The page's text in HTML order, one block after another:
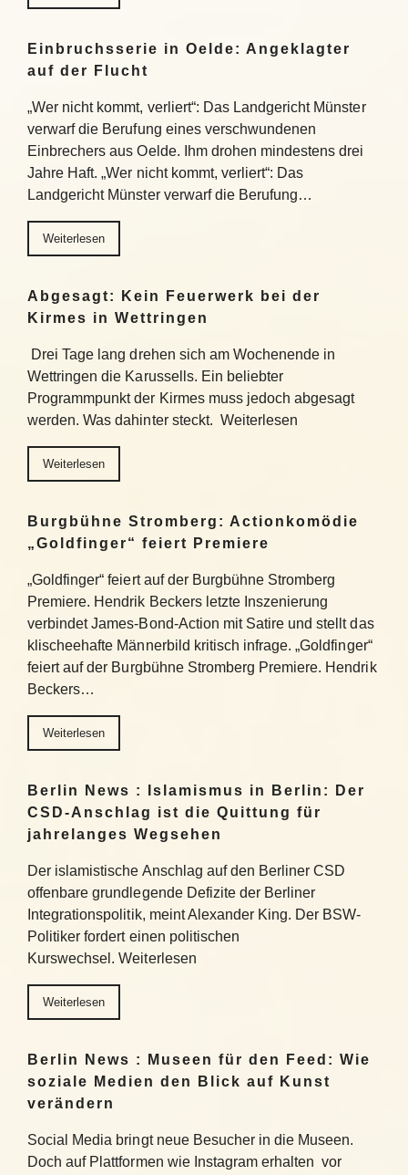
Einbruchsserie in Oelde: Angeklagter
auf der Flucht
„Wer nicht kommt, verliert“: Das Landgericht Münster
verwarf die Berufung eines verschwundenen
Einbrechers aus Oelde. Ihm drohen mindestens drei
Jahre Haft. „Wer nicht kommt, verliert“: Das
Landgericht Münster verwarf die Berufung…
Weiterlesen
Abgesagt: Kein Feuerwerk bei der
Kirmes in Wettringen
Drei Tage lang drehen sich am Wochenende in
Wettringen die Karussells. Ein beliebter
Programmpunkt der Kirmes muss jedoch abgesagt
werden. Was dahinter steckt. Weiterlesen
Weiterlesen
Burgbühne Stromberg: Actionkomödie
„Goldfinger“ feiert Premiere
„Goldfinger“ feiert auf der Burgbühne Stromberg
Premiere. Hendrik Beckers letzte Inszenierung
verbindet James-Bond-Action mit Satire und stellt das
klischeehafte Männerbild kritisch infrage. „Goldfinger“
feiert auf der Burgbühne Stromberg Premiere. Hendrik
Beckers…
Weiterlesen
Berlin News : Islamismus in Berlin: Der
CSD-Anschlag ist die Quittung für
jahrelanges Wegsehen
Der islamistische Anschlag auf den Berliner CSD
offenbare grundlegende Defizite der Berliner
Integrationspolitik, meint Alexander King. Der BSW-
Politiker fordert einen politischen
Kurswechsel. Weiterlesen
Weiterlesen
Berlin News : Museen für den Feed: Wie
soziale Medien den Blick auf Kunst
verändern
Social Media bringt neue Besucher in die Museen.
Doch auf Plattformen wie Instagram erhalten vor